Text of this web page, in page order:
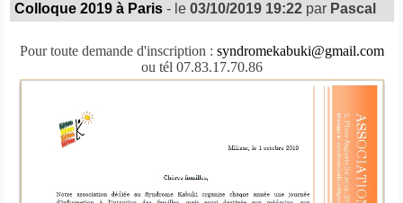
Colloque 2019 à Paris - le 03/10/2019 19:22par Pascal
Pour toute demande d'inscription : syndromekabuki@gmail.com
ou tél 07.83.17.70.86